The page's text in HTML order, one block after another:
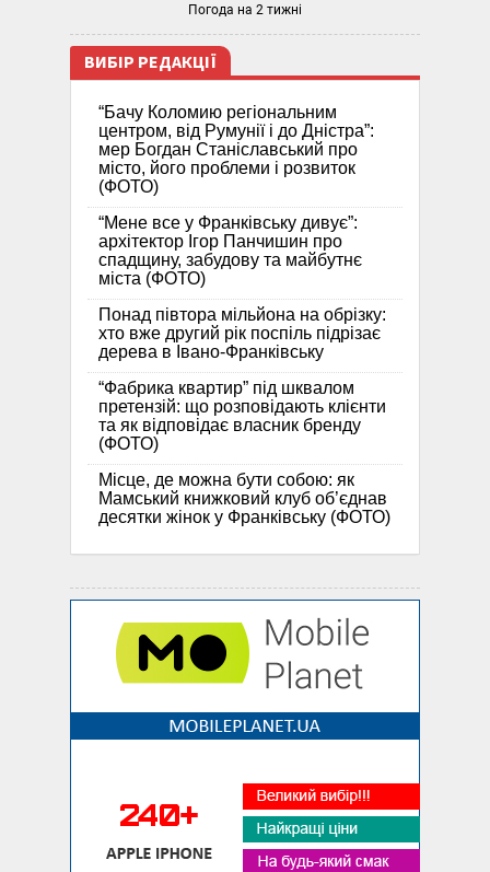
Погода на 2 тижні
ВИБІР РЕДАКЦІЇ
“Бачу Коломию регіональним
центром, від Румунії і до Дністра”:
мер Богдан Станіславський про
місто, його проблеми і розвиток
(ФОТО)
“Мене все у Франківську дивує”:
архітектор Ігор Панчишин про
спадщину, забудову та майбутнє
міста (ФОТО)
Понад півтора мільйона на обрізку:
хто вже другий рік поспіль підрізає
дерева в Івано-Франківську
“Фабрика квартир” під шквалом
претензій: що розповідають клієнти
та як відповідає власник бренду
(ФОТО)
Місце, де можна бути собою: як
Мамський книжковий клуб об’єднав
десятки жінок у Франківську (ФОТО)